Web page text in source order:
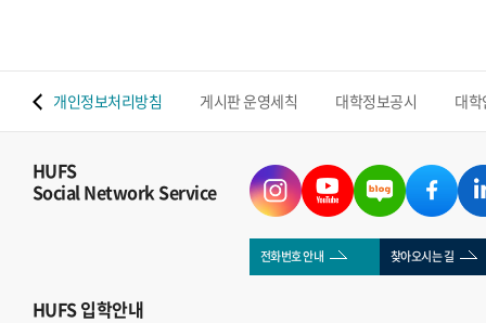
개인정보처리방침 게시판 운영세칙 대학정보공시 대
HUFS
Social Network Service
전화번호 안내 찾아오시는 길
HUFS입학안내